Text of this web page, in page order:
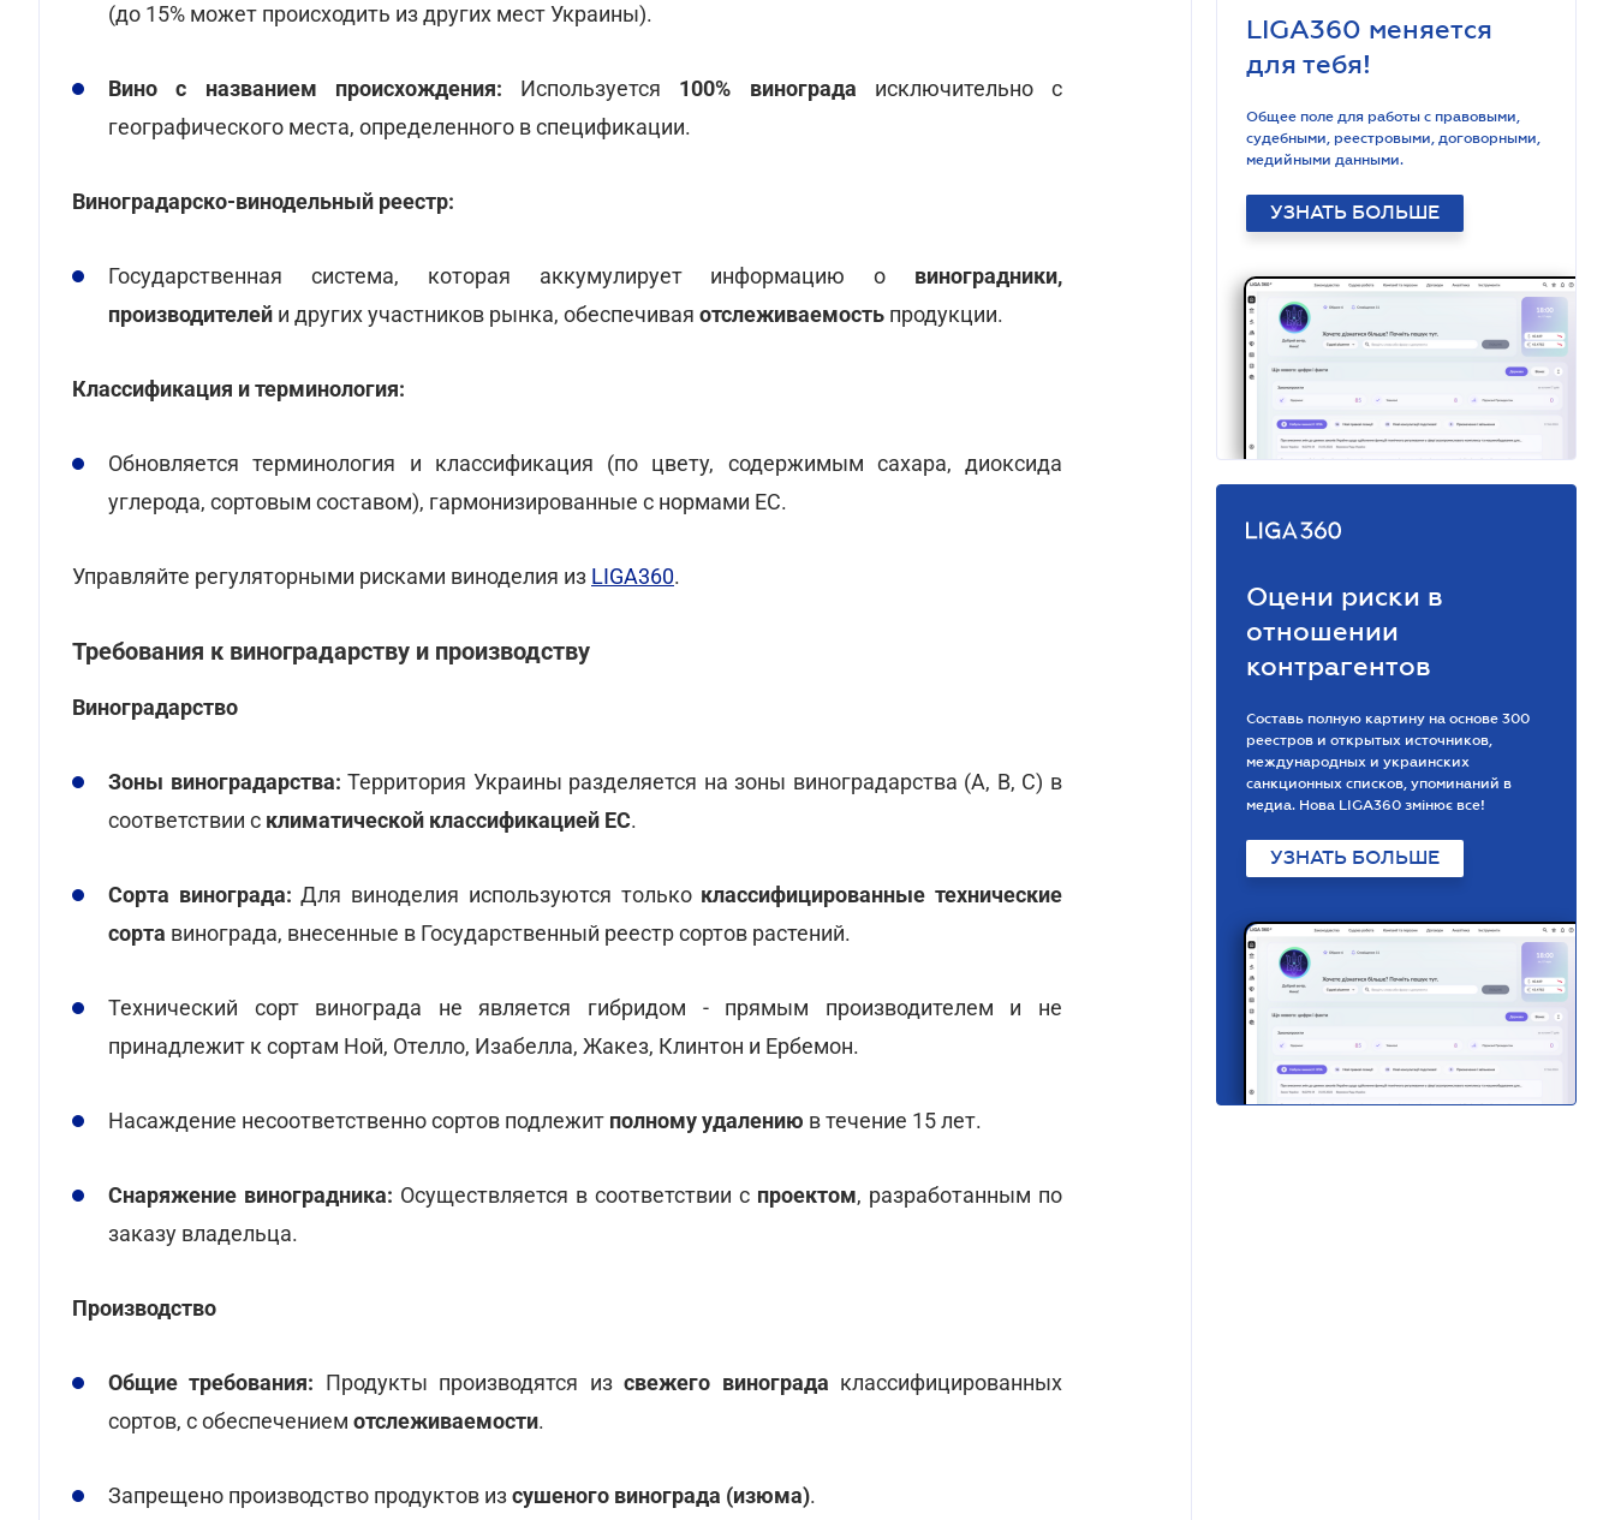
(до 15% может происходить из других мест Украины).
Вино с названием происхождения: Используется 100% винограда исключительно с
географического места, определенного в спецификации.
Виноградарско-винодельный реестр:
Государственная система, которая аккумулирует информацию о виноградники,
производителей и других участников рынка, обеспечивая отслеживаемость продукции.
Классификация и терминология:
Обновляется терминология и классификация (по цвету, содержимым сахара, диоксида
углерода, сортовым составом), гармонизированные с нормами ЕС.
Управляйте регуляторными рисками виноделия из LIGA360.
Требования к виноградарству и производству
Виноградарство
Зоны виноградарства: Территория Украины разделяется на зоны виноградарства (A, B, C) в
соответствии с климатической классификацией ЕС.
Сорта винограда: Для виноделия используются только классифицированные технические
сорта винограда, внесенные в Государственный реестр сортов растений.
Технический сорт винограда не является гибридом - прямым производителем и не
принадлежит к сортам Ной, Отелло, Изабелла, Жакез, Клинтон и Ербемон.
Насаждение несоответственно сортов подлежит полному удалению в течение 15 лет.
Снаряжение виноградника: Осуществляется в соответствии с проектом, разработанным по
заказу владельца.
Производство
Общие требования: Продукты производятся изсвежего винограда классифицированных
сортов, с обеспечением отслеживаемости.
Запрещено производство продуктов изсушеного винограда (изюма).
LIGA360 меняется
для тебя!
Общее поле для работы с правовыми,
судебными, реестровыми, договорными,
медийными данными.
УЗНАТЬ БОЛЬШЕ
Оцени риски в
отношении
контрагентов
Составь полную картину на основе 300
реестров и открытых источников,
международных и украинских
санкционных списков, упоминаний в
медиа. Нова LIGA360 змінює все!
УЗНАТЬ БОЛЬШЕ